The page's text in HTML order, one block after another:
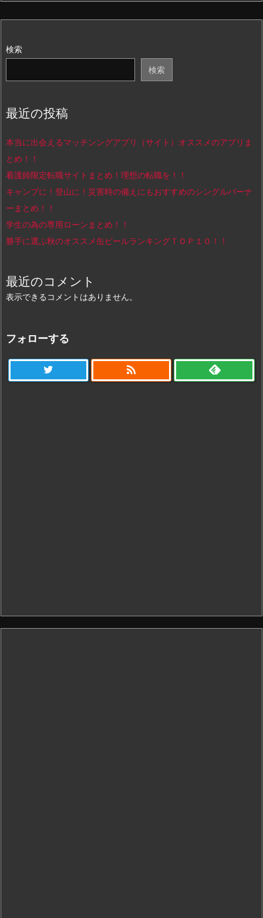
検索
検索
最近の投稿
本当に出会えるマッチンングアプリ（サイト）オススメのアプリま
とめ！！
看護師限定転職サイトまとめ！理想の転職を！！
キャンプに！登山に！災害時の備えにもおすすめのシングルバーナ
ーまとめ！！
学生の為の専用ローンまとめ！！
勝手に選ぶ秋のオススメ缶ビールランキングＴＯＰ１０！！
最近のコメント
表示できるコメントはありません。
フォローする
